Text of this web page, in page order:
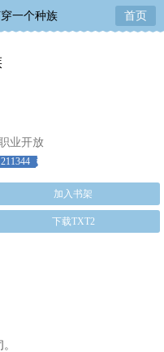
一个种族 首页
业开放
211344
加入书架
下载TXT2